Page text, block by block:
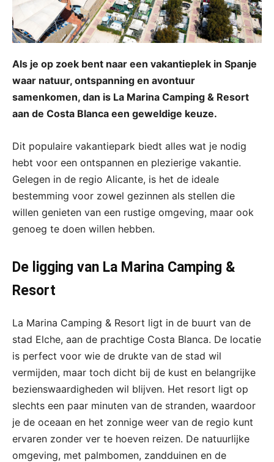
Als je op zoek bent naar een vakantieplek in Spanje
waar natuur, ontspanning en avontuur
samenkomen, dan is La Marina Camping & Resort
aan de Costa Blanca een geweldige keuze.
Dit populaire vakantiepark biedt alles wat je nodig
hebt voor een ontspannen en plezierige vakantie.
Gelegen in de regio Alicante, is het de ideale
bestemming voor zowel gezinnen als stellen die
willen genieten van een rustige omgeving, maar ook
genoeg te doen willen hebben.
De ligging van La Marina Camping &
Resort
La Marina Camping & Resort ligt in de buurt van de
stad Elche, aan de prachtige Costa Blanca. De locatie
is perfect voor wie de drukte van de stad wil
vermijden, maar toch dicht bij de kust en belangrijke
bezienswaardigheden wil blijven. Het resort ligt op
slechts een paar minuten van de stranden, waardoor
je de oceaan en het zonnige weer van de regio kunt
ervaren zonder ver te hoeven reizen. De natuurlijke
omgeving, met palmbomen, zandduinen en de